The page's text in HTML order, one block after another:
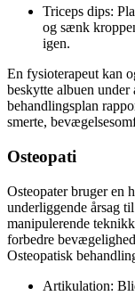
Triceps dips:
og sænk
igen.
En fysioterapeut kan
beskytte albuen
behandlingsplan
smerte,
Osteopati
Osteopater bruger en
underliggende årsag
manipulerende
forbedre
Osteopatisk
Artikulation: